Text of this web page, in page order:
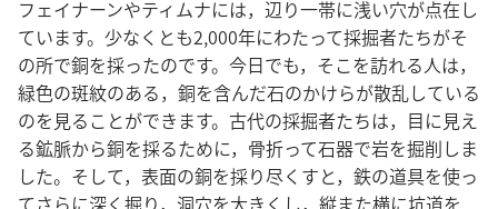
フェイナーン​や​ティムナ​に​は，辺り​一帯​に​浅い​穴​が​点在​し​
て​い​ます。少なく​と​も​2,000​年​に​わたっ​て​採掘​者​たち​が​そ
の​所​で​銅​を​採っ​た​の​です。今日​で​も，そこ​を​訪れる​人​は，
緑色​の​斑紋​の​ある，銅​を​含ん​だ​石​の​かけら​が​散乱​し​て​いる​
の​を​見る​こと​が​でき​ます。古代​の​採掘​者​たち​は，目​に​見え
る​鉱脈​から​銅​を​採る​ため​に，骨折っ​て​石器​で​岩​を​掘削​し​ま
し​た。そして，表面​の​銅​を​採り尽くす​と，鉄​の​道具​を​使っ​
て​さらに​深く​掘り，洞穴​を​大きく​し，縦​また​横​に​坑道​を​